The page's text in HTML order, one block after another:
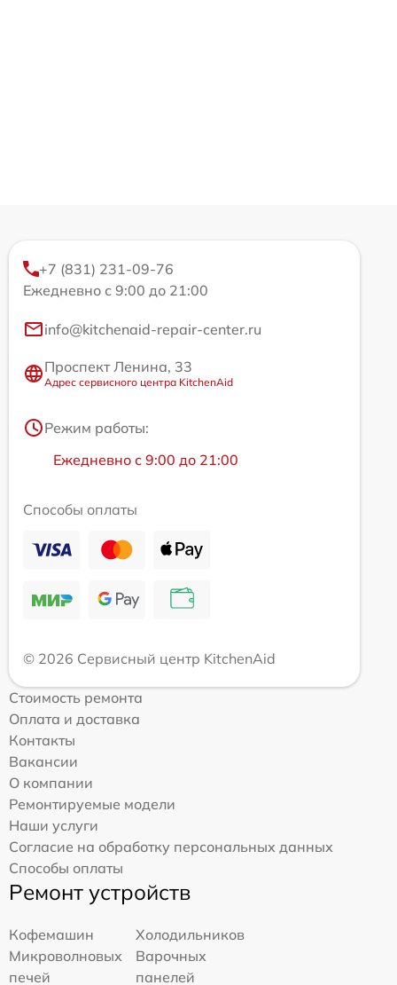
+7 (831) 231-09-76
Ежедневно с 9:00 до 21:00
info@kitchenaid-repair-center.ru
Проспект Ленина, 33
Адрес сервисного центра KitchenAid
Режим работы:
Ежедневно с 9:00 до 21:00
Способы оплаты
© 2026 Сервисный центр KitchenAid
Стоимость ремонта
Оплата и доставка
Контакты
Вакансии
О компании
Ремонтируемые модели
Наши услуги
Согласие на обработку персональных данных
Способы оплаты
Ремонт устройств
Кофемашин
Холодильников
Микроволновых
печей
Варочных
панелей